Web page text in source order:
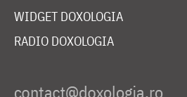
WIDGET DOXOLOGIA
RADIO DOXOLOGIA